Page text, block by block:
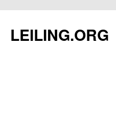
文
LEILING.ORG